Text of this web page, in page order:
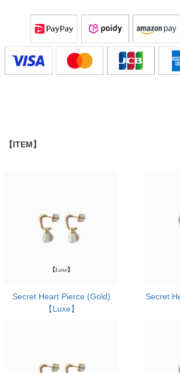
【ITEM】
Secret Heart Pierce (Gold)
【Luxe】
Secret